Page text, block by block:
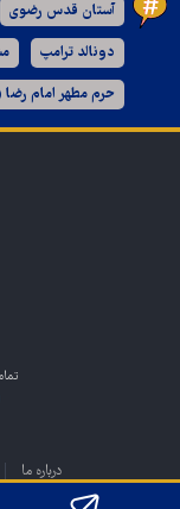
آستان قدس رضوی
دونالد ترامپ
حرم مطهر امام
درباره ما